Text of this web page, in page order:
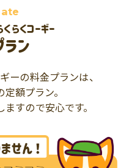
くコーギー
ン
ーの料金プランは、
額プラン。
すので安心です。